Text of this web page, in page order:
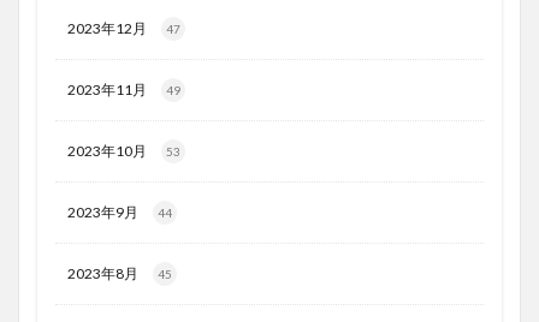
2023年12月 47
2023年11月 49
2023年10月 53
2023年9月 44
2023年8月 45